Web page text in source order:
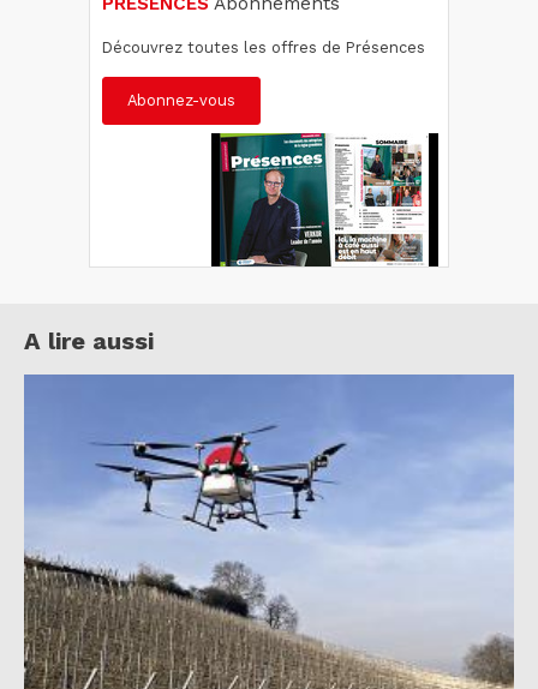
Découvrez toutes les offres de Présences
Abonnez-vous
A lire aussi